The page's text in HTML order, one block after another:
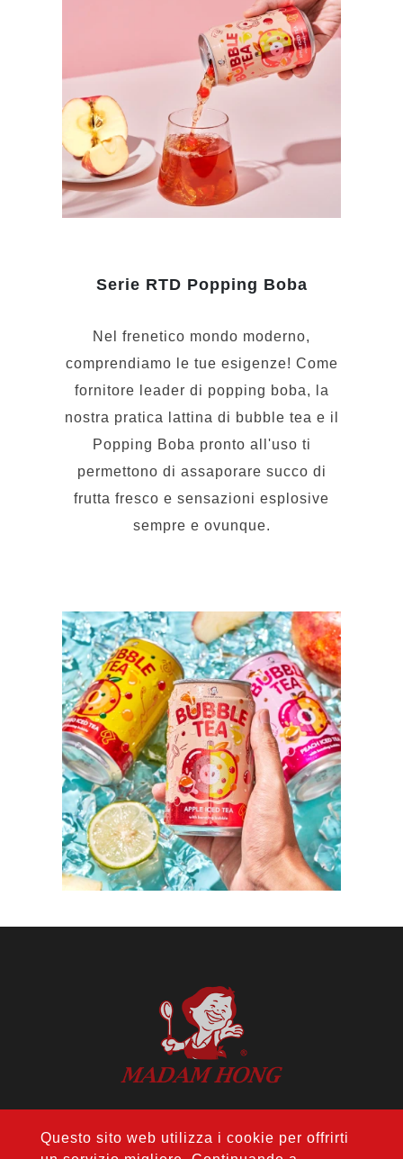
comprendiamo le tue esigenze! Come
fornitore leader di popping boba, la
nostra pratica lattina di bubble tea e il
Popping Boba pronto all'uso ti
permettono di assaporare succo di
frutta fresco e sensazioni esplosive
sempre e ovunque.
Questo sito web utilizza i cookie per offrirti
TEL:+886-4-24728687